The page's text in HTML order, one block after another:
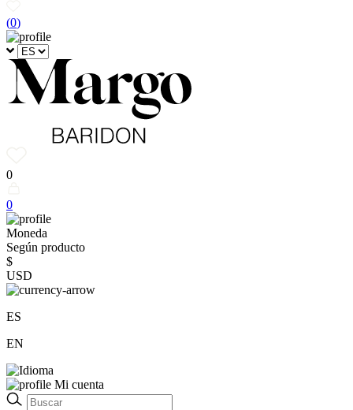
(0)
0
0
Moneda
Según producto
$
USD
ES
EN
Mi cuenta